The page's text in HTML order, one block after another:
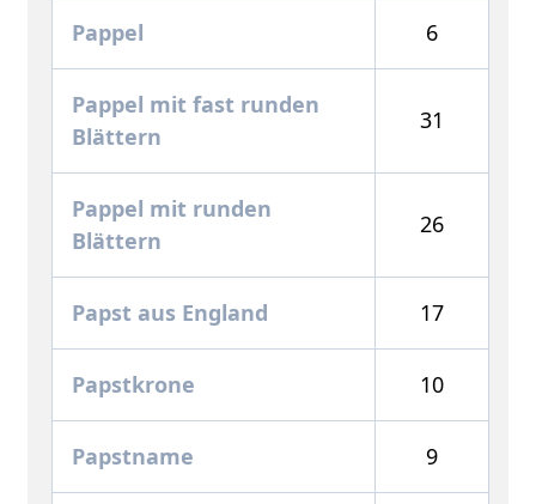
Pappel 6
Pappel mit fast runden
Blättern
31
Pappel mit runden
Blättern
26
Papst aus England 17
Papstkrone 10
Papstname 9